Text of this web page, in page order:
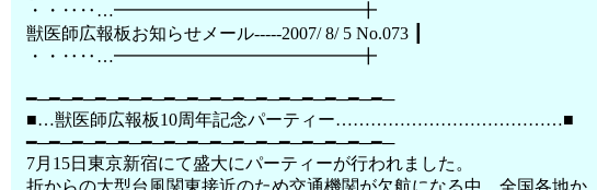
・・‥‥…━━━━━━━━━━━━━━╋
獣医師広報板お知らせメール-----2007/ 8/ 5 No.073 ┃
・・‥‥…━━━━━━━━━━━━━━╋
━─━─━─━─━─━─━─━─━─━─━─━─━─━─━─━─
■…獣医師広報板10周年記念パーティー…………………………………■
━─━─━─━─━─━─━─━─━─━─━─━─━─━─━─━─
7月15日東京新宿にて盛大にパーティーが行われました。
折からの大型台風関東接近のため交通機関が欠航になる中、全国各地か